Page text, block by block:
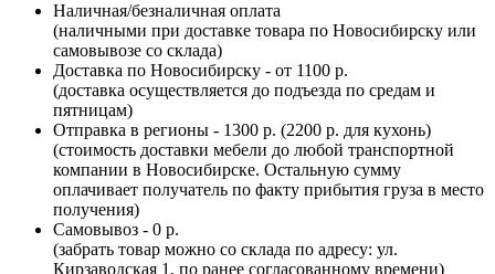
Наличная/безналичная оплата
(наличными при доставке товара по Новосибирску или
самовывозе со склада)
Доставка по Новосибирску - от 1100 р.
(доставка осуществляется до подъезда по средам и
пятницам)
Отправка в регионы - 1300 р. (2200 р. для кухонь)
(стоимость доставки мебели до любой транспортной
компании в Новосибирске. Остальную сумму
оплачивает получатель по факту прибытия груза в место
получения)
Самовывоз - 0 р.
(забрать товар можно со склада по адресу: ул.
Кирзаводская 1, по ранее согласованному времени)